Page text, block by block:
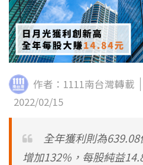
作者：1111南台灣轉載
2022/02/15
全年獲利則為
增加132%，每股純益